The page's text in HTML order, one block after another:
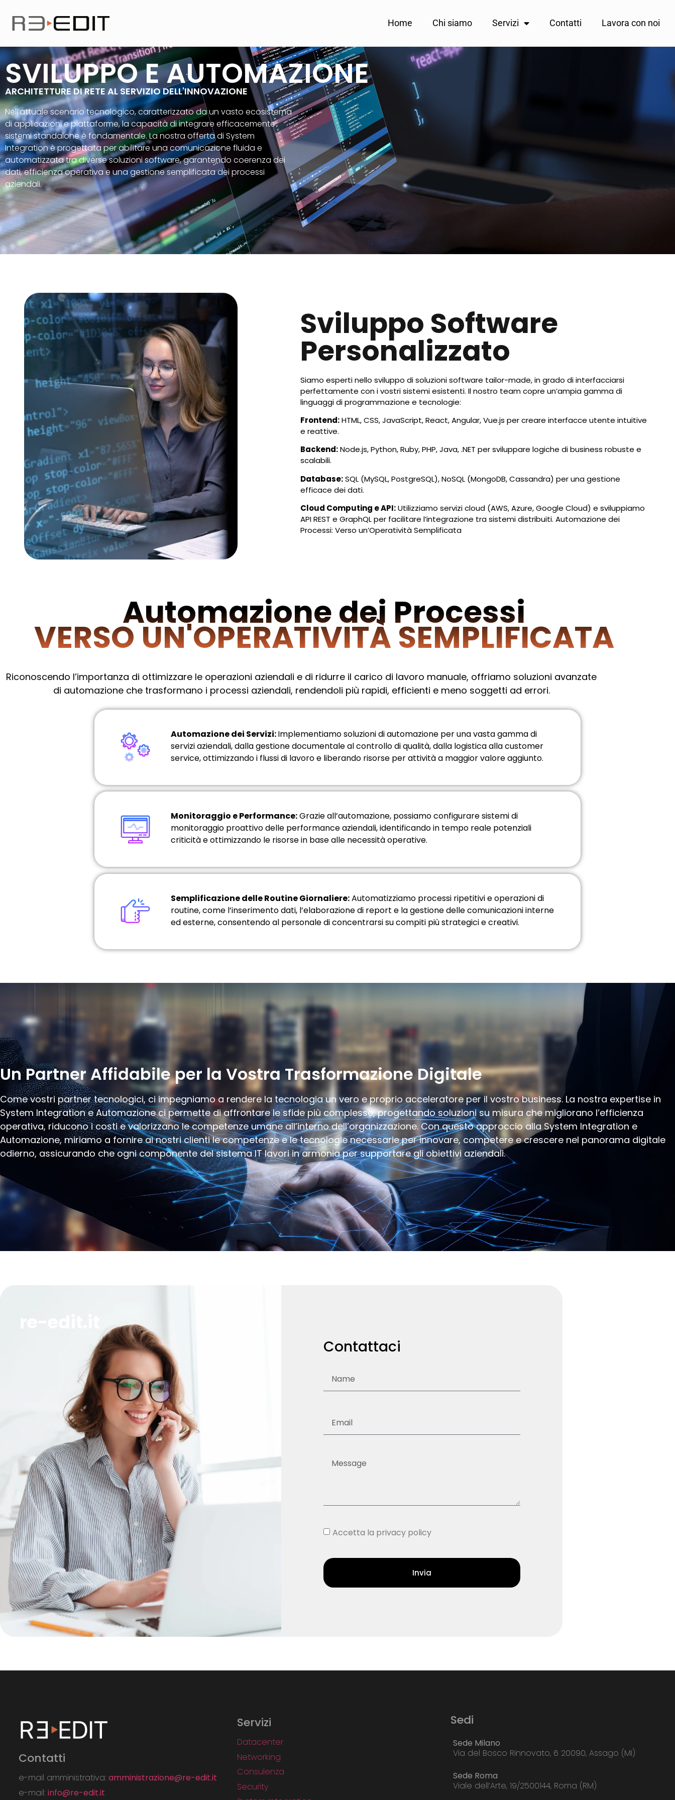
Home Chi siamo Servizi Contatti Lavora con noi
SVILUPPO E AUTOMAZIONE
ARCHITETTURE DI RETE AL SERVIZIO DELL'INNOVAZIONE
Nell’attuale scenario tecnologico, caratterizzato da un vasto ecosistema
di applicazioni e piattaforme, la capacità di integrare efficacemente
sistemi standalone è fondamentale. La nostra offerta di System
Integration è progettata per abilitare una comunicazione fluida e
automatizzata tra diverse soluzioni software, garantendo coerenza dei
dati, efficienza operativa e una gestione semplificata dei processi
aziendali.
Sviluppo Software
Personalizzato
Siamo esperti nello sviluppo di soluzioni software tailor-made, in grado di interfacciarsi
perfettamente con i vostri sistemi esistenti. Il nostro team copre un’ampia gamma di
linguaggi di programmazione e tecnologie:
Frontend:HTML, CSS, JavaScript, React, Angular, Vue.js per creare interfacce utente intuitive
e reattive.
Backend:Node.js, Python, Ruby, PHP, Java, .NET per sviluppare logiche di business robuste e
scalabili.
Database:SQL (MySQL, PostgreSQL), NoSQL (MongoDB, Cassandra) per una gestione
efficace dei dati.
Cloud Computing e API:Utilizziamo servizi cloud (AWS, Azure, Google Cloud) e sviluppiamo
API REST e GraphQL per facilitare l’integrazione tra sistemi distribuiti. Automazione dei
Processi: Verso un’Operatività Semplificata
Automazione dei Processi
VERSO UN'OPERATIVITÀ SEMPLIFICATA
Riconoscendo l’importanza di ottimizzare le operazioni aziendali e di ridurre il carico di lavoro manuale, offriamo soluzioni avanzate
di automazione che trasformano i processi aziendali, rendendoli più rapidi, efficienti e meno soggetti ad errori.
Automazione dei Servizi:Implementiamo soluzioni di automazione per una vasta gamma di
servizi aziendali, dalla gestione documentale al controllo di qualità, dalla logistica alla customer
service, ottimizzando i flussi di lavoro e liberando risorse per attività a maggior valore aggiunto.
Monitoraggio e Performance:Grazie all’automazione, possiamo configurare sistemi di
monitoraggio proattivo delle performance aziendali, identificando in tempo reale potenziali
criticità e ottimizzando le risorse in base alle necessità operative.
Semplificazione delle Routine Giornaliere:Automatizziamo processi ripetitivi e operazioni di
routine, come l’inserimento dati, l’elaborazione di report e la gestione delle comunicazioni interne
ed esterne, consentendo al personale di concentrarsi su compiti più strategici e creativi.
Un Partner Affidabile per la Vostra Trasformazione Digitale
Come vostri partner tecnologici, ci impegniamo a rendere la tecnologia un vero e proprio acceleratore per il vostro business. La nostra expertise in
System Integration e Automazione ci permette di affrontare le sfide più complesse, progettando soluzioni su misura che migliorano l’efficienza
operativa, riducono i costi e valorizzano le competenze umane all’interno dell’organizzazione. Con questo approccio alla System Integration e
Automazione, miriamo a fornire ai nostri clienti le competenze e le tecnologie necessarie per innovare, competere e crescere nel panorama digitale
odierno, assicurando che ogni componente del sistema IT lavori in armonia per supportare gli obiettivi aziendali.
Contattaci
Accetta la privacy policy
Invia
Contatti
e-mail amministrativa: amministrazione@re-edit.it
e-mail: info@re-edit.it
Servizi
Datacenter
Networking
Consulenza
Security
Sedi
Sede Milano
Via del Bosco Rinnovato, 6 20090, Assago (MI)
Sede Roma
Viale dell’Arte, 19/2500144, Roma (RM)